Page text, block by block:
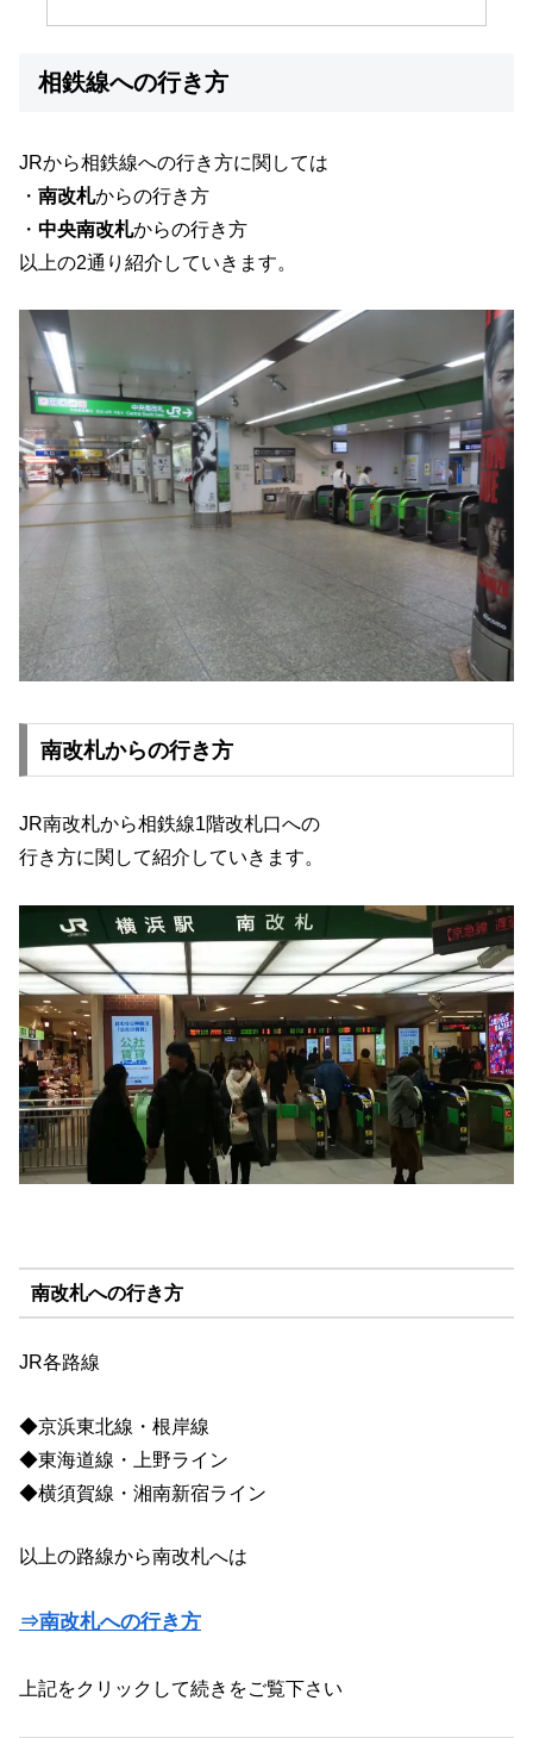
相鉄線への行き方
JRから相鉄線への行き方に関しては
・ 南改札からの行き方
・ 中央南改札からの行き方
以上の2通り紹介していきます。
南改札からの行き方
JR南改札から相鉄線1階改札口への
行き方に関して紹介していきます。
南改札への行き方
JR各路線
◆京浜東北線・根岸線
◆東海道線・上野ライン
◆横須賀線・湘南新宿ライン
以上の路線から南改札へは
⇒南改札への行き方
上記をクリックして続きをご覧下さい